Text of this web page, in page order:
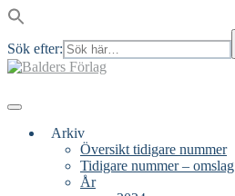
Sök efter:
Skip
Menu
Arkiv
Översikt tidigare nummer
Tidigare nummer – omslag
År